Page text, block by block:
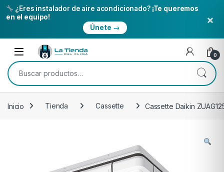
¿Eres instalador de aire acondicionado? ¡Te queremos
en el equipo!
Únete →
×
Skip to navigation
Skip to content
Open 0
Buscar por:
Inicio Tienda Cassette Cassette Daikin